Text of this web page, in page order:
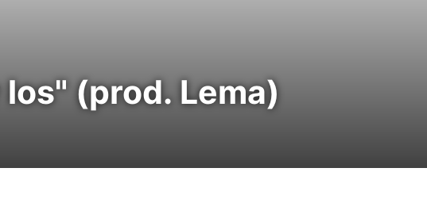
(prod. Lema)